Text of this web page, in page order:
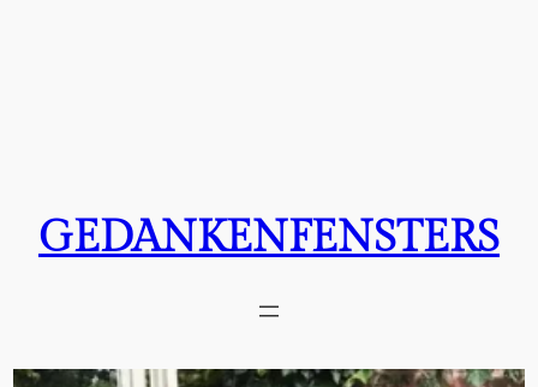
GEDANKENFENSTERS